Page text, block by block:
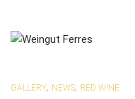
GALLERY, NEWS, RED WINE